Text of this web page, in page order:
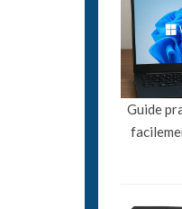
Guide